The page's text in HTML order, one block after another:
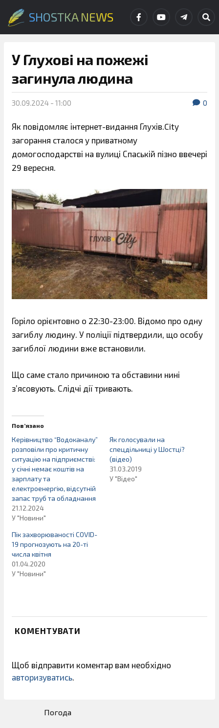
SHOSTKA NEWS
У Глухові на пожежі
загинула людина
30.09.2024 - 11:00 0
Як повідомляє інтернет-видання Глухів.City
загорання сталося у приватному
домогосподарстві на вулиці Спаській пізно ввечері
29 вересня.
Горіло орієнтовно о 22:30-23:00. Відомо про одну
загиблу людину. У поліції підтвердили, що особу
загиблої людини вже встановили.
Що саме стало причиною та обставини нині
зʼясовують. Слідчі дії тривають.
Пов’язано
Керівництво “Водоканалу”
розповіли про критичну
ситуацію на підприємстві:
у січні немає коштів на
зарплату та
електроенергію, відсутній
запас труб та обладнання
21.12.2024
У "Новини"
Як голосували на
спецдільниці у Шостці?
(відео)
31.03.2019
У "Відео"
Пік захворюваності COVID-
19 прогнозують на 20-ті
числа квітня
01.04.2020
У "Новини"
КОМЕНТУВАТИ
Щоб відправити коментар вам необхідно
авторизуватись.
Погода